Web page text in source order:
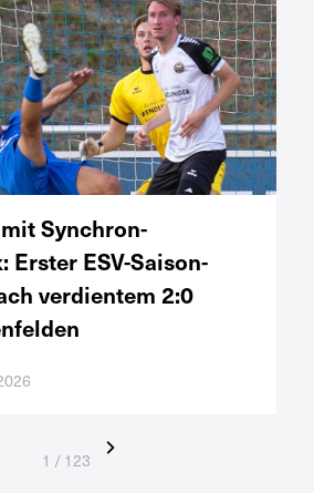
Synchron-
Erster ESV-Saison-
verdientem 2:0
1 / 123